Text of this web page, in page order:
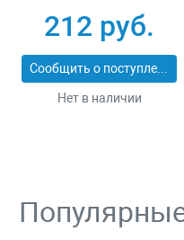
212 руб.
Сообщить о поступлении
Нет в наличии